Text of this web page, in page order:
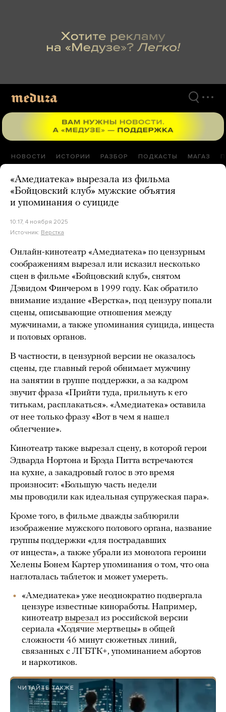
НОВОСТИ ИСТОРИИ РАЗБОР ПОДКАСТЫ МАГАЗ
«Амедиатека» вырезала из фильма
«Бойцовский клуб» мужские объятия
и упоминания о суициде
10:17, 4 ноября 2025
Источник: Верстка
Онлайн-кинотеатр «Амедиатека» по цензурным
соображениям вырезал или исказил несколько
сцен в фильме «Бойцовский клуб», снятом
Дэвидом Финчером в 1999 году. Как обратило
внимание издание «Верстка», под цензуру попали
сцены, описывающие отношения между
мужчинами, а также упоминания суицида, инцеста
и половых органов.
В частности, в цензурной версии не оказалось
сцены, где главный герой обнимает мужчину
на занятии в группе поддержки, а за кадром
звучит фраза «Прийти туда, прильнуть к его
титькам, расплакаться». «Амедиатека» оставила
от нее только фразу «Вот в чем я нашел
облегчение».
Кинотеатр также вырезал сцену, в которой герои
Эдварда Нортона и Брэда Питта встречаются
на кухне, а закадровый голос в это время
произносит: «Большую часть недели
мы проводили как идеальная супружеская пара».
Кроме того, в фильме дважды заблюрили
изображение мужского полового органа, название
группы поддержки «для пострадавших
от инцеста», а также убрали из монолога героини
Хелены Бонем Картер упоминания о том, что она
наглоталась таблеток и может умереть.
«Амедиатека» уже неоднократно подвергала
цензуре известные киноработы. Например,
кинотеатр вырезал из российской версии
сериала «Ходячие мертвецы» в общей
сложности 46 минут сюжетных линий,
связанных с ЛГБТК+, упоминанием абортов
и наркотиков.
ЧИТАЙТЕ ТАКЖЕ